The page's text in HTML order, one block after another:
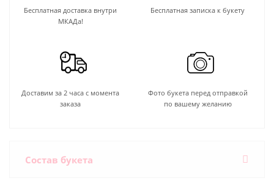
Бесплатная доставка внутри
МКАДа!
Бесплатная записка к букету
Доставим за 2 часа с момента
заказа
Фото букета перед отправкой
по вашему желанию
Состав букета